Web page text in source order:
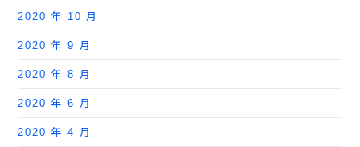
2020 年 10 月
2020 年 9 月
2020 年 8 月
2020 年 6 月
2020 年 4 月